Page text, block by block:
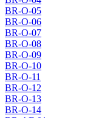
BR-O-05
BR-O-06
BR-O-07
BR-O-08
BR-O-09
BR-O-10
BR-O-11
BR-O-12
BR-O-13
BR-O-14